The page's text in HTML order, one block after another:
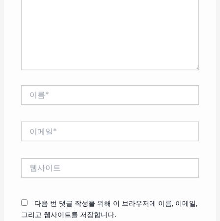
다음 번 댓글 작성을 위해 이 브라우저에 이름, 이메일,
그리고 웹사이트를 저장합니다.